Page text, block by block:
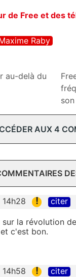
de Free et des
Raby
au-delà du
son
AUX 4
! citer
la révolution
c'est bon.
! citer